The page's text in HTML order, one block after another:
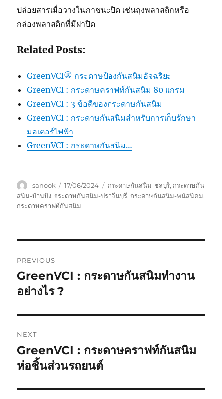
ปล่อยสารเมื่อวางในภาชนะปิด เช่นถุงพลาสติกหรือ
กล่องพลาสติกที่มีฝาปิด
Related Posts:
GreenVCI® กระดาษป้องกันสนิมอัจฉริยะ
GreenVCI : กระดาษคราฟท์กันสนิม 80 แกรม
GreenVCI : 3 ข้อดีของกระดาษกันสนิม
GreenVCI : กระดาษกันสนิมสำหรับการเก็บรักษา
มอเตอร์ไฟฟ้า
GreenVCI : กระดาษกันสนิม…
Author
sanook
Posted
on
17/06/2024 Tags
กระดาษกันสนิม-ชลบุรี, กระดาษกัน
สนิม-บ้านบึง, กระดาษกันสนิม-ปราจีนบุรี, กระดาษกันสนิม-พนัสนิคม,
กระดาษคราฟท์กันสนิม
navigation
PREVIOUS
Previous
post:
GreenVCI : กระดาษกันสนิมทำงาน
อย่างไร ?
NEXT
Next
post:
GreenVCI : กระดาษคราฟท์กันสนิม
ห่อชิ้นส่วนรถยนต์